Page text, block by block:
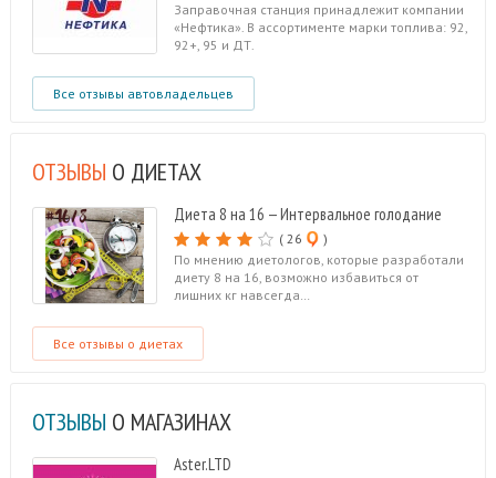
Заправочная станция принадлежит компании
«Нефтика». В ассортименте марки топлива: 92,
92+, 95 и ДТ.
Все отзывы автовладельцев
ОТЗЫВЫ О ДИЕТАХ
Диета 8 на 16 — Интервальное голодание
( 26
)
По мнению диетологов, которые разработали
диету 8 на 16, возможно избавиться от
лишних кг навсегда…
Все отзывы о диетах
ОТЗЫВЫ О МАГАЗИНАХ
Aster.LTD